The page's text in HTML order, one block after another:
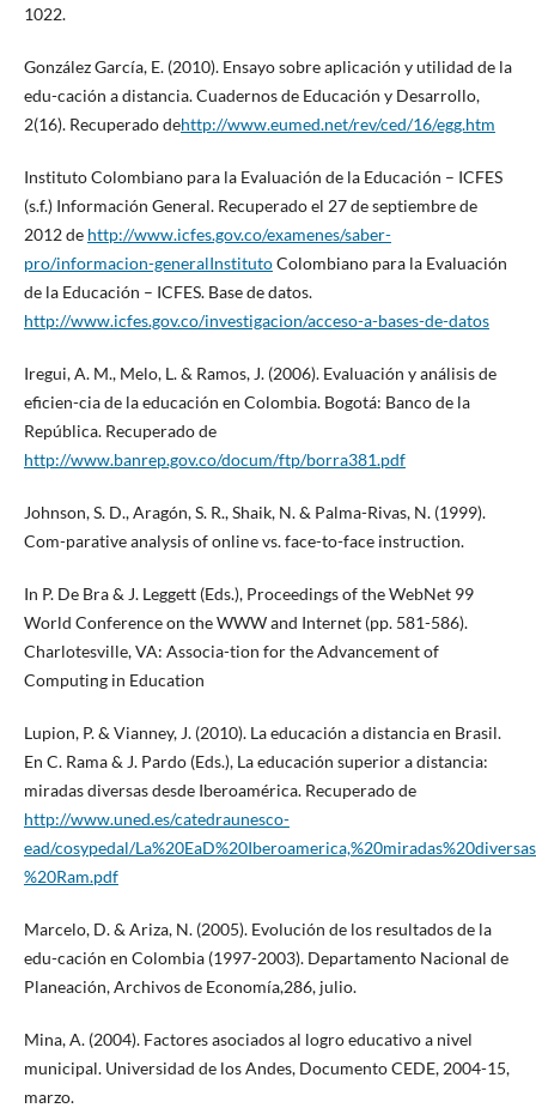
1022.
González García, E. (2010). Ensayo sobre aplicación y utilidad de la
edu-cación a distancia. Cuadernos de Educación y Desarrollo,
2(16). Recuperado dehttp://www.eumed.net/rev/ced/16/egg.htm
Instituto Colombiano para la Evaluación de la Educación – ICFES
(s.f.) Información General. Recuperado el 27 de septiembre de
2012 de http://www.icfes.gov.co/examenes/saber-
pro/informacion-generalInstitutoColombiano para la Evaluación
de la Educación – ICFES. Base de datos.
http://www.icfes.gov.co/investigacion/acceso-a-bases-de-datos
Iregui, A. M., Melo, L. & Ramos, J. (2006). Evaluación y análisis de
eficien-cia de la educación en Colombia. Bogotá: Banco de la
República. Recuperado de
http://www.banrep.gov.co/docum/ftp/borra381.pdf
Johnson, S. D., Aragón, S. R., Shaik, N. & Palma-Rivas, N. (1999).
Com-parative analysis of online vs. face-to-face instruction.
In P. De Bra & J. Leggett (Eds.), Proceedings of the WebNet 99
World Conference on the WWW and Internet (pp. 581-586).
Charlotesville, VA: Associa-tion for the Advancement of
Computing in Education
Lupion, P. & Vianney, J. (2010). La educación a distancia en Brasil.
En C. Rama & J. Pardo (Eds.), La educación superior a distancia:
miradas diversas desde Iberoamérica. Recuperado de
http://www.uned.es/catedraunesco-
ead/cosypedal/
%20Ram.pdf
Marcelo, D. & Ariza, N. (2005). Evolución de los resultados de la
edu-cación en Colombia (1997-2003). Departamento Nacional de
Planeación, Archivos de Economía,286, julio.
Mina, A. (2004). Factores asociados al logro educativo a nivel
municipal. Universidad de los Andes, Documento CEDE, 2004-15,
marzo.